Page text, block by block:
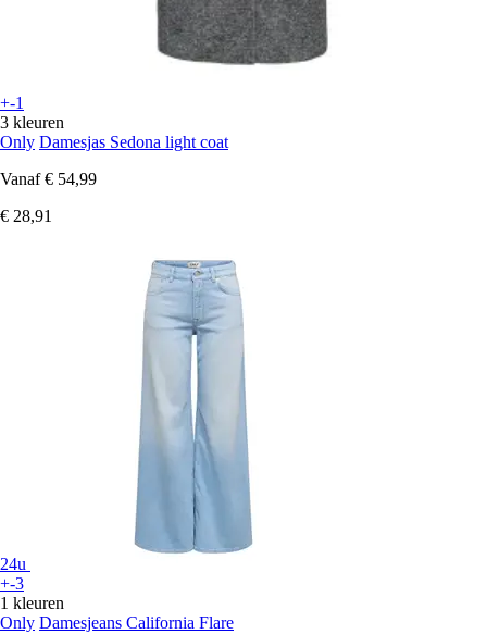
+-1
3 kleuren
Only Damesjas Sedona light coat
Vanaf € 54,99
€ 28,91
24u
+-3
1 kleuren
Only Damesjeans California Flare